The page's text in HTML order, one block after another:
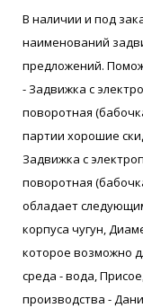
В наличии и под
наименований
предложений.
- Задвижка с
поворотная
партии хорошие
Задвижка с
поворотная
обладает
корпуса чугун,
которое возможно
среда - вода,
производства -